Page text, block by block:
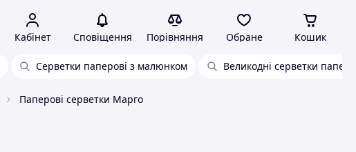
Кабінет Сповіщення Порівняння Обране Кошик
Серветки паперові з малюнком Великодні серветки
Паперові серветки Марго